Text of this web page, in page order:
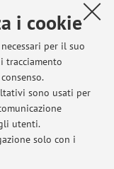
i cookie
per il suo
tracciamento
sono usati per
utenti.
solo con i
avvisi.